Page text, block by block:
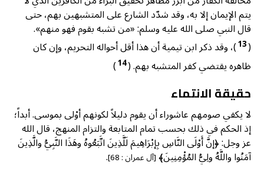
يتم الإيمان إلا به، وقد شدّد الشارع على المتشبهين بهم، حتى
قال النبي صلى الله عليه وسلم: «من تشبه بقوم فهو منهم».
(
13)، وقد ذكر ابن تيمية أن هذا أقل أحواله التحريم، وإن كان
ظاهره يقتضي كفر المتشبه بهم. (14
)
حقيقة الانتماء
لا يكفي صومهم عاشوراء أن يقوم دليلاً لكونهم أوْلى بموسى. أبداً؛
إذ الحكم في ذلك بحسب تمام المتابعة والتزام المنهج، قال الله
عز وجل: ﴿إنَّ أَوْلَى النَّاسِ بِإبْرَاهِيمَ لَلَّذِينَ اتَّبَعُوهُ وهَذَا النَّبِيُّ والَّذِينَ
آمَنُوا واللَّهُ ولِيُّ المُؤْمِنِينَ﴾[آل عمران : 68]
.